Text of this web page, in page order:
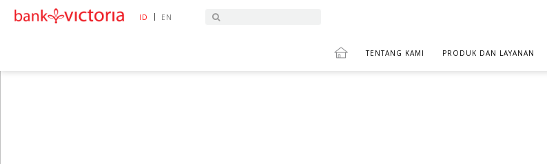
ID | EN
TENTANG KAMI PRODUK DAN LAYANAN